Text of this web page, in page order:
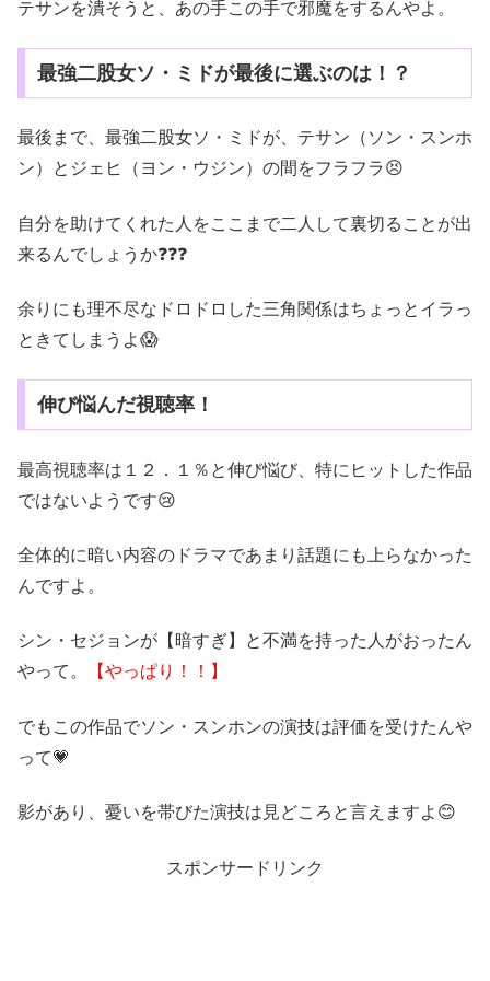
テサンを潰そうと、あの手この手で邪魔をするんやよ。
最強二股女ソ・ミドが最後に選ぶのは！？
最後まで、最強二股女ソ・ミドが、テサン（ソン・スンホ
ン）とジェヒ（ヨン・ウジン）の間をフラフラ😣
自分を助けてくれた人をここまで二人して裏切ることが出
来るんでしょうか❓❓❓
余りにも理不尽なドロドロした三角関係はちょっとイラっ
ときてしまうよ😱
伸び悩んだ視聴率！
最高視聴率は１２．１％と伸び悩び、特にヒットした作品
ではないようです😢
全体的に暗い内容のドラマであまり話題にも上らなかった
んですよ。
シン・セジョンが【暗すぎ】と不満を持った人がおったん
やって。
【やっぱり！！】
でもこの作品でソン・スンホンの演技は評価を受けたんや
って💗
影があり、憂いを帯びた演技は見どころと言えますよ😊
スポンサードリンク